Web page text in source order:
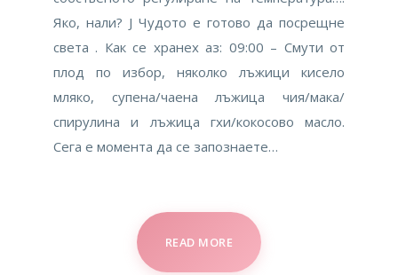
Яко, нали? J Чудото е готово да посрещне
света . Как се хранех аз: 09:00 – Смути от
плод по избор, няколко лъжици кисело
мляко, супена/чаена лъжица чия/мака/
спирулина и лъжица гхи/кокосово масло.
Сега е момента да се запознаете…
READ MORE